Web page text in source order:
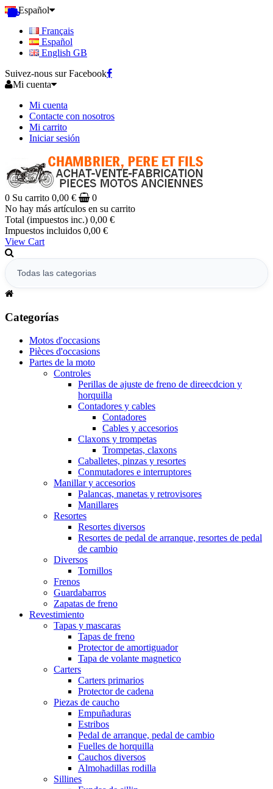
Español
Français
Español
English GB
Suivez-nous sur Facebook
Mi cuenta
Mi cuenta
Contacte con nosotros
Mi carrito
Iniciar sesión
0 Su carrito 0,00 €
0
No hay más artículos en su carrito
Total (impuestos inc.) 0,00 €
Impuestos incluidos 0,00 €
View Cart
Categorías
Motos d'occasions
Pièces d'occasions
Partes de la moto
Controles
Perillas de ajuste de freno de direecdcion y
horquilla
Contadores y cables
Contadores
Cables y accesorios
Claxons y trompetas
Trompetas, claxons
Caballetes, pinzas y resortes
Conmutadores e interruptores
Manillar y accesorios
Palancas, manetas y retrovisores
Manillares
Resortes
Resortes diversos
Resortes de pedal de arranque, resortes de pedal
de cambio
Diversos
Tornillos
Frenos
Guardabarros
Zapatas de freno
Revestimiento
Tapas y mascaras
Tapas de freno
Protector de amortiguador
Tapa de volante magnetico
Carters
Carters primarios
Protector de cadena
Piezas de caucho
Empuñaduras
Estribos
Pedal de arranque, pedal de cambio
Fuelles de horquilla
Cauchos diversos
Almohadillas rodilla
Sillines